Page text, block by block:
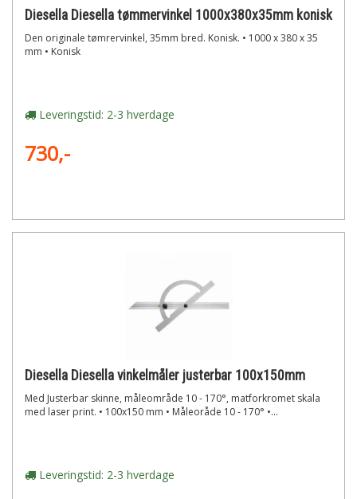
Diesella Diesella tømmervinkel 1000x380x35mm konisk
Den originale tømrervinkel, 35mm bred. Konisk. • 1000 x 380 x 35
mm • Konisk
Leveringstid: 2-3 hverdage
730,-
Diesella Diesella vinkelmåler justerbar 100x150mm
Med Justerbar skinne, måleområde 10 - 170°, matforkromet skala
med laser print. • 100x150 mm • Måleoråde 10 - 170° •...
Leveringstid: 2-3 hverdage